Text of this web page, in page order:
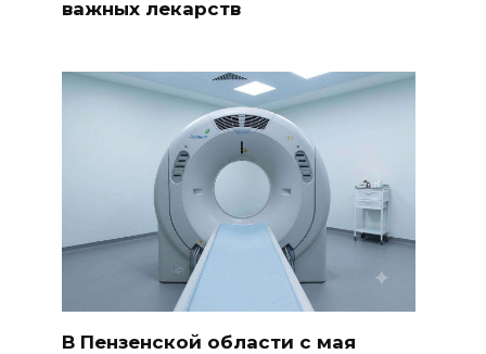
важных лекарств
В Пензенской области с мая